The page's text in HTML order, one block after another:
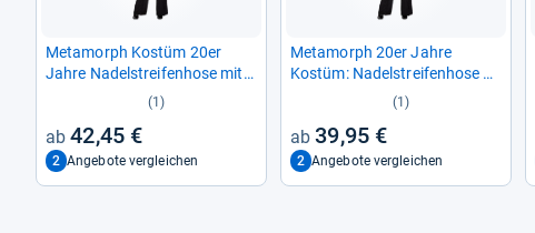
Meta­morph Kostüm 20er
Jahre Nadel­strei­fen­hose mit
(1)
42,45 €
2 Angebote vergleichen
Meta­morph 20er Jahre
Kostüm: Nadel­strei­fen­hose &
Mütze im Gatsby-​Style
(1)
39,95 €
2 Angebote vergleichen